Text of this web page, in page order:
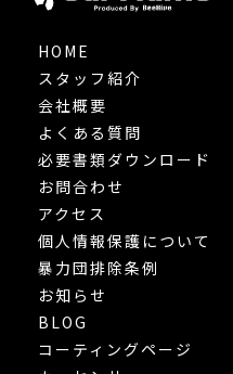
HOME
スタッフ紹介
会社概要
よくある質問
必要書類ダウンロード
お問合わせ
アクセス
個人情報保護について
暴力団排除条例
お知らせ
BLOG
コーティングページ